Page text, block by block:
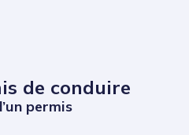
de conduire
permis